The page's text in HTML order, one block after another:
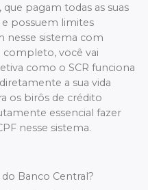
pagam todas as suas
possuem limites
nesse sistema com
completo, você vai
como o SCR funciona
a sua vida
os birôs de crédito
essencial fazer
nesse sistema.
Banco Central?